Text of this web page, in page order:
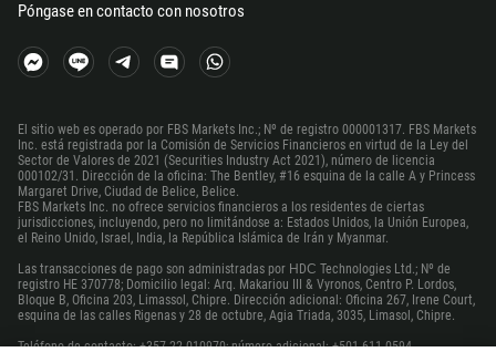
Póngase en contacto con nosotros
El sitio web es operado por FBS Markets Inc.; Nº de registro 000001317. FBS Markets
Inc. está registrada por la Comisión de Servicios Financieros en virtud de la Ley del
Sector de Valores de 2021 (Securities Industry Act 2021), número de licencia
000102/31. Dirección de la oficina: The Bentley, #16 esquina de la calle A y Princess
Margaret Drive, Ciudad de Belice, Belice.
FBS Markets Inc. no ofrece servicios financieros a los residentes de ciertas
jurisdicciones, incluyendo, pero no limitándose a: Estados Unidos, la Unión Europea,
el Reino Unido, Israel, India, la República Islámica de Irán y Myanmar.
Las transacciones de pago son administradas por НDС Technologies Ltd.; Nº de
registro HE 370778; Domicilio legal: Arq. Makariou III & Vyronos, Centro P. Lordos,
Bloque B, Oficina 203, Limassol, Chipre. Dirección adicional: Oficina 267, Irene Court,
esquina de las calles Rigenas y 28 de octubre, Agia Triada, 3035, Limasol, Chipre.
Teléfono de contacto: +357 22 010970; número adicional: +501 611 0594.
350
30
1473
590
1671
502
245
592